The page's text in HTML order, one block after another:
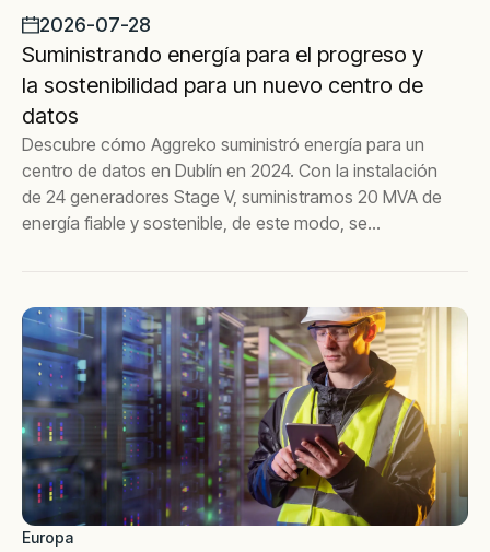
2026-07-28
Suministrando energía para el progreso y
la sostenibilidad para un nuevo centro de
datos
Descubre cómo Aggreko suministró energía para un
centro de datos en Dublín en 2024. Con la instalación
de 24 generadores Stage V, suministramos 20 MVA de
energía fiable y sostenible, de este modo, se
soluciones sostenibles garantizaron el cumplimiento
de los estrictos permisos de emisiones y cubrieron la
creciente demanda de energía de los centros de
datos de Irlanda.
Europa